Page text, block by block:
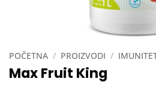
POČETNA / PROIZVODI /
Max Fruit King